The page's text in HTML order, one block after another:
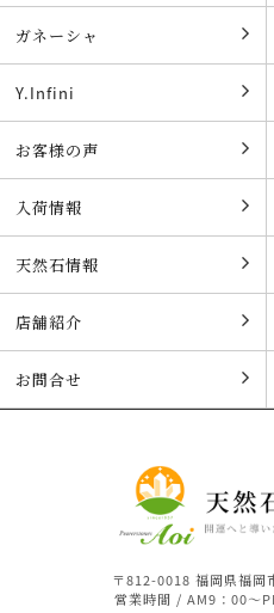
ガネーシャ
Y.Infini
お客様の声
入荷情報
天然石情報
店舗紹介
お問合せ
〒812-0018 福岡県福岡
営業時間 / AM9：00～